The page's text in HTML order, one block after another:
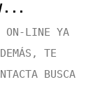
ON-LINE YA
TE
BUSCA